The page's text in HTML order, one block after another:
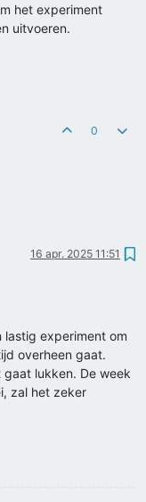
het experiment
uitvoeren.
0
16 apr. 2025 11:51
lastig experiment om
overheen gaat.
lukken. De week
zal het zeker